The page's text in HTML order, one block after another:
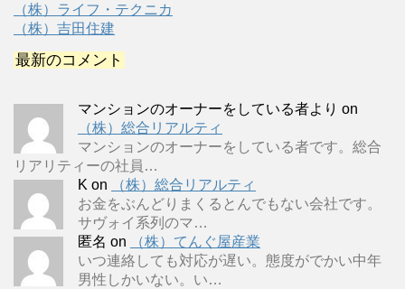
（株）ライフ・テクニカ
（株）吉田住建
最新のコメント
マンションのオーナーをしている者より on
（株）総合リアルティ
マンションのオーナーをしている者です。総合
リアリティーの社員…
K on
（株）総合リアルティ
お金をぶんどりまくるとんでもない会社です。
サヴォイ系列のマ…
匿名 on
（株）てんぐ屋産業
いつ連絡しても対応が遅い。態度がでかい中年
男性しかいない。い…